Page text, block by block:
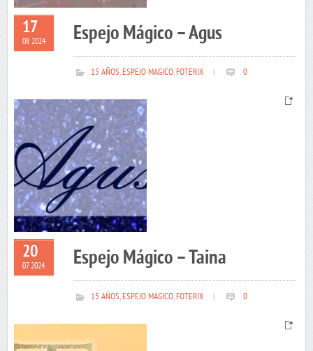
17
08 2024 Espejo Mágico – Agus
15 AÑOS,ESPEJO MAGICO,FOTERIX 0
20
07 2024 Espejo Mágico – Taina
15 AÑOS,ESPEJO MAGICO,FOTERIX 0